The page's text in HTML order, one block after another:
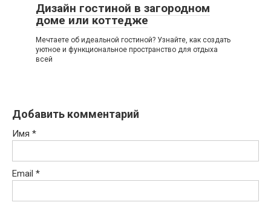
Дизайн гостиной в загородном
доме или коттедже
Мечтаете об идеальной гостиной? Узнайте, как создать
уютное и функциональное пространство для отдыха
всей
Добавить комментарий
Имя *
Email *